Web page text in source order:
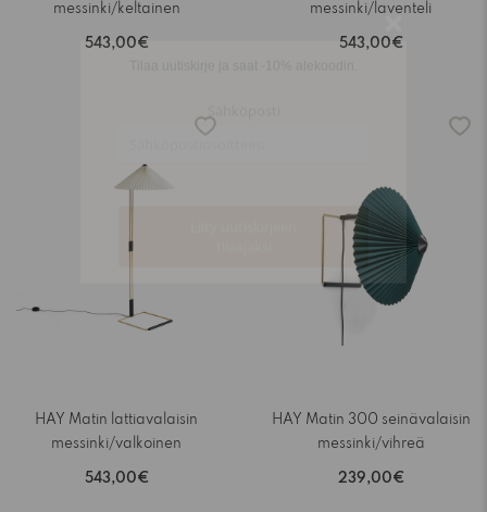
messinki/keltainen
543,00€
messinki/laventeli
543,00€
HAY Matin lattiavalaisin
messinki/valkoinen
543,00€
HAY Matin 300 seinävalaisin
messinki/vihreä
239,00€